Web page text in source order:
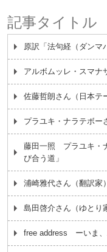
記事タイトル
原訳「法句経（ダンマ
アルボムッレ・スマナ
佐藤哲朗さん（日本テ
プラユキ・ナラテボー
藤田一照 プラユキ・
び合う道」
浦崎雅代さん（翻訳家
島田啓介さん（ゆとり
free address ーいま